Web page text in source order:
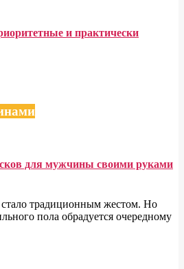
и практически
для мужчины своими руками
традиционным жестом. Но
пола обрадуется очередному